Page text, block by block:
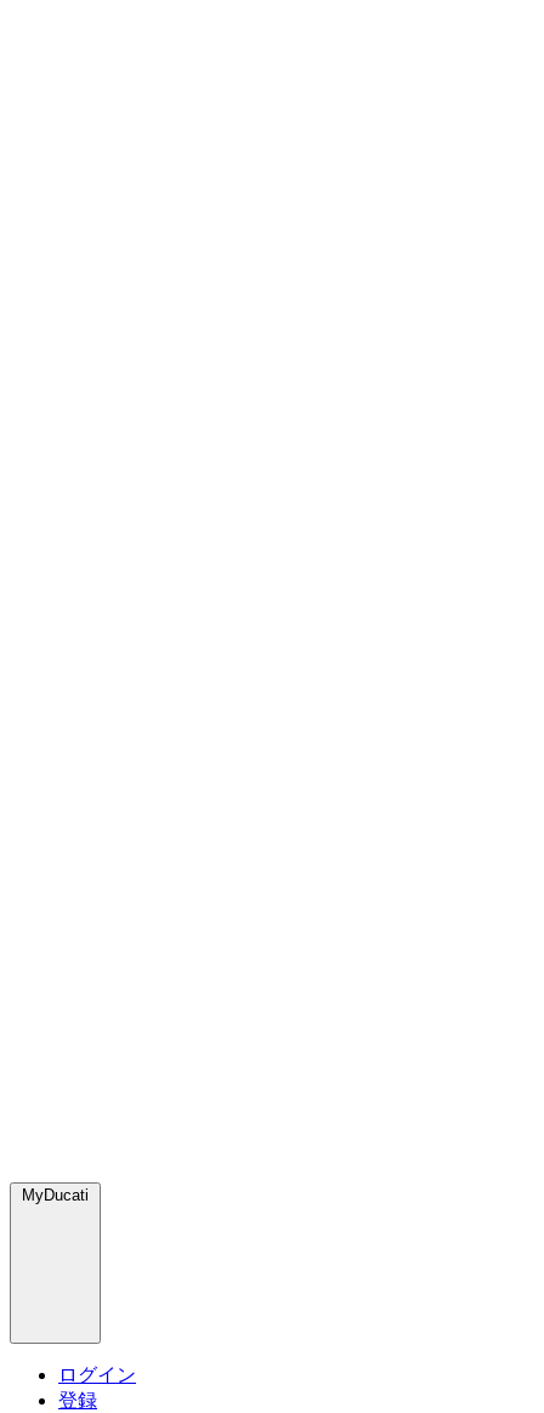
MyDucati
ログイン
登録